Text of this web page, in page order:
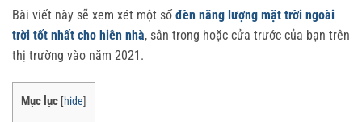
Bài viết này sẽ xem xét một số đèn năng lượng mặt trời ngoài
trời tốt nhất cho hiên nhà, sân trong hoặc cửa trước của bạn trên
thị trường vào năm 2021.
Mục lục [hide]